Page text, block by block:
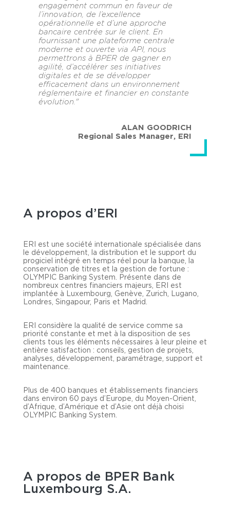
engagement commun en faveur de
l’innovation, de l’excellence
opérationnelle et d’une approche
bancaire centrée sur le client. En
fournissant une plateforme centrale
moderne et ouverte via API, nous
permettrons à BPER de gagner en
agilité, d’accélérer ses initiatives
digitales et de se développer
efficacement dans un environnement
réglementaire et financier en constante
évolution."
ALAN GOODRICH
Regional Sales Manager, ERI
A propos d’ERI
ERI est une société internationale spécialisée dans
le développement, la distribution et le support du
progiciel intégré en temps réel pour la banque, la
conservation de titres et la gestion de fortune :
OLYMPIC Banking System. Présente dans de
nombreux centres financiers majeurs, ERI est
implantée à Luxembourg, Genève, Zurich, Lugano,
Londres, Singapour, Paris et Madrid.
ERI considère la qualité de service comme sa
priorité constante et met à la disposition de ses
clients tous les éléments nécessaires à leur pleine et
entière satisfaction : conseils, gestion de projets,
analyses, développement, paramétrage, support et
maintenance.
Plus de 400 banques et établissements financiers
dans environ 60 pays d’Europe, du Moyen-Orient,
d’Afrique, d’Amérique et d’Asie ont déjà choisi
OLYMPIC Banking System.
A propos de BPER Bank
Luxembourg S.A.